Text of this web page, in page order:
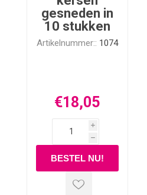
gesneden in
10 stukken
Artikelnummer:: 1074
€18,05
i
h